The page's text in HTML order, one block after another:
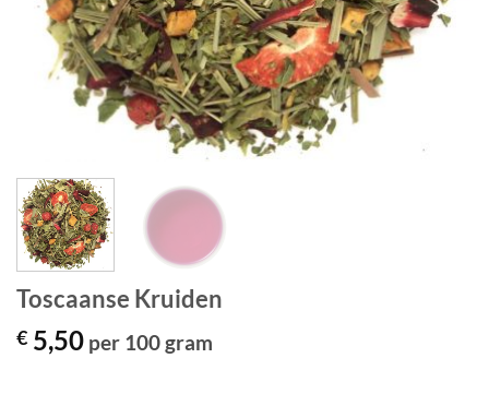
Toscaanse Kruiden
€ 5,50 per 100 gram